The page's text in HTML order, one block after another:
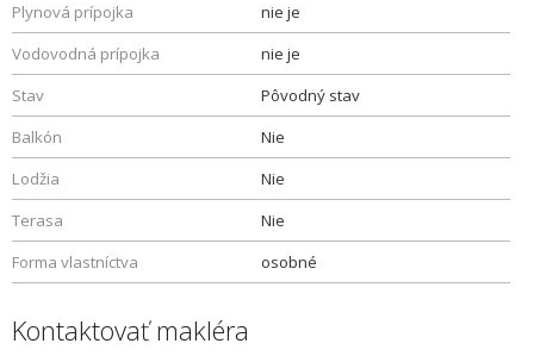
Plynová prípojka
nie je
Vodovodná prípojka
nie je
Stav
Pôvodný stav
Balkón
Nie
Lodžia
Nie
Terasa
Nie
Forma vlastníctva
osobné
Kontaktovať makléra